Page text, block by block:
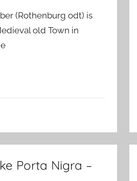
(Rothenburg odt) is
old Town in
Porta Nigra –